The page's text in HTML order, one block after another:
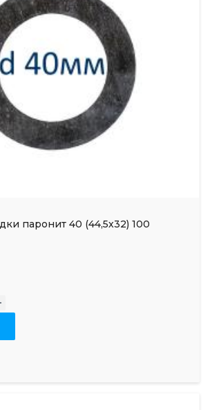
паронит 40 (44,5х32) 100